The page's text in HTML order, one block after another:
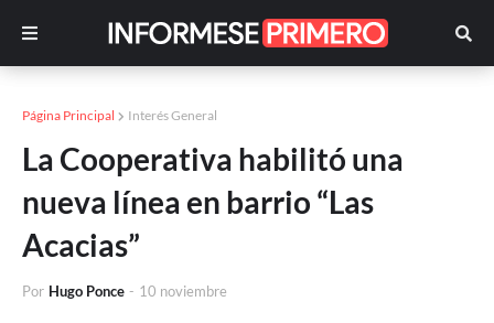
Página Principal Interés General
La Cooperativa habilitó una
nueva línea en barrio “Las
Acacias”
Por Hugo Ponce - 10 noviembre